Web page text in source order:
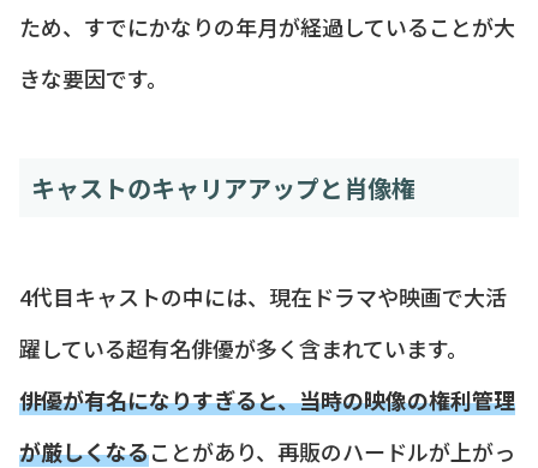
ため、すでにかなりの年月が経過していることが大
きな要因です。
キャストのキャリアアップと肖像権
4代目キャストの中には、現在ドラマや映画で大活
躍している超有名俳優が多く含まれています。
俳優が有名になりすぎると、当時の映像の権利管理
が厳しくなることがあり、再販のハードルが上がっ